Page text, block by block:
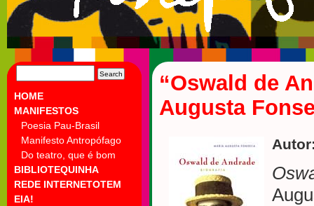
FOR:
HOME
MANIFESTOS
Poesia Pau-Brasil
Manifesto Antropófago
Do teatro, que é bom
BIBLIOTEQUINHA
REDE INTERNETOTEM
EIA!
“Oswald de
Augusta